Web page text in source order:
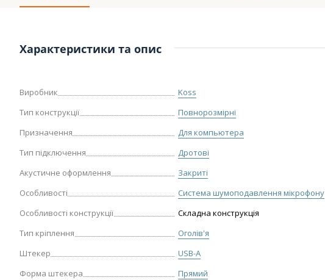
Характеристики та опис
Виробник
Koss
Тип конструкції
Повнорозмірні
Призначення
Для компьютера
Тип підключення
Дротові
Акустичне оформлення
Закриті
Особливості
Система шумоподавлення мікрофону
Особливості конструкції
Складна конструкція
Тип кріплення
Оголів'я
Штекер
USB-A
Форма штекера
Прямий